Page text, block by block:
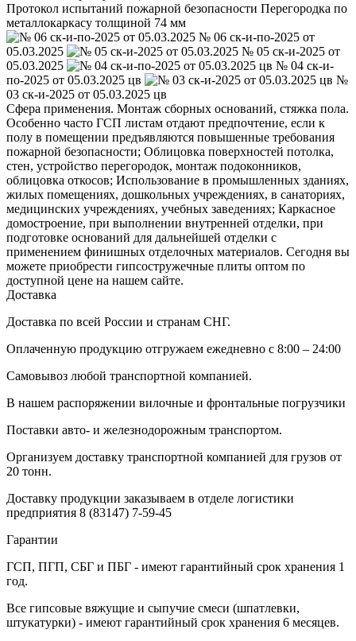
Протокол испытаний пожарной безопасности Перегородка по
металлокаркасу толщиной 74 мм
№ 06 ск-и-по-2025 от
05.03.2025
№ 05 ск-и-2025 от
05.03.2025
№ 04 ск-и-
по-2025 от 05.03.2025 цв
№
03 ск-и-2025 от 05.03.2025 цв
Сфера применения. Монтаж сборных оснований, стяжка пола.
Особенно часто ГСП листам отдают предпочтение, если к
полу в помещении предъявляются повышенные требования
пожарной безопасности; Облицовка поверхностей потолка,
стен, устройство перегородок, монтаж подоконников,
облицовка откосов; Использование в промышленных зданиях,
жилых помещениях, дошкольных учреждениях, в санаториях,
медицинских учреждениях, учебных заведениях; Каркасное
домостроение, при выполнении внутренней отделки, при
подготовке оснований для дальнейшей отделки с
применением финишных отделочных материалов. Сегодня вы
можете приобрести гипсостружечные плиты оптом по
доступной цене на нашем сайте.
Доставка
Доставка по всей России и странам СНГ.
Оплаченную продукцию отгружаем ежедневно с 8:00 – 24:00
Самовывоз любой транспортной компанией.
В нашем распоряжении вилочные и фронтальные погрузчики
Поставки авто- и железнодорожным транспортом.
Организуем доставку транспортной компанией для грузов от
20 тонн.
Доставку продукции заказываем в отделе логистики
предприятия 8 (83147) 7-59-45
Гарантии
ГСП, ПГП, СБГ и ПБГ - имеют гарантийный срок хранения 1
год.
Все гипсовые вяжущие и сыпучие смеси (шпатлевки,
штукатурки) - имеют гарантийный срок хранения 6 месяцев.